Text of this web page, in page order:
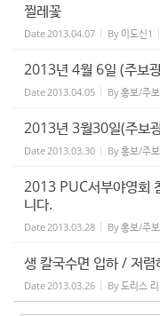
찔레꽃
Date2013.04.07 By이도신1
2013년 4월 6일 (주보
Date2013.04.05 By홍보/주
2013년 3월30일(주보
Date2013.03.30 By홍보/주
2013 PUC서부야영회
니다.
Date2013.03.28 By홍보/주
생 칼국수면 입하 / 저렴
Date2013.03.26 By도리스 리